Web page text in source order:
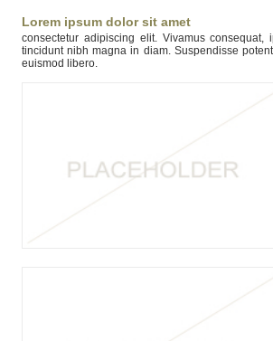
Lorem ipsum dolor sit amet
consectetur adipiscing elit. Vivamus
tincidunt nibh magna in diam. Suspendisse
euismod libero.